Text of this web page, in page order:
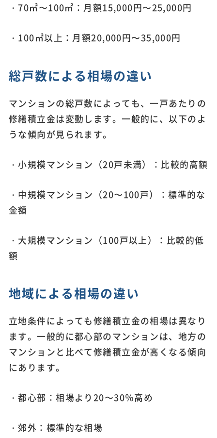
・70㎡〜100㎡：月額15,000円〜25,000円
・100㎡以上：月額20,000円〜35,000円
総戸数による相場の違い
マンションの総戸数によっても、一戸あたりの
修繕積立金は変動します。一般的に、以下のよ
うな傾向が見られます。
・小規模マンション（20戸未満）：比較的高額
・中規模マンション（20〜100戸）：標準的な
金額
・大規模マンション（100戸以上）：比較的低
額
地域による相場の違い
立地条件によっても修繕積立金の相場は異なり
ます。一般的に都心部のマンションは、地方の
マンションと比べて修繕積立金が高くなる傾向
にあります。
・都心部：相場より20〜30％高め
・郊外：標準的な相場